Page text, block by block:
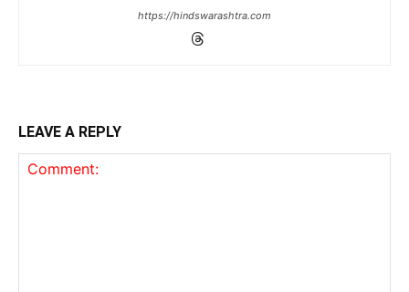
https://hindswarashtra.com
LEAVE A REPLY